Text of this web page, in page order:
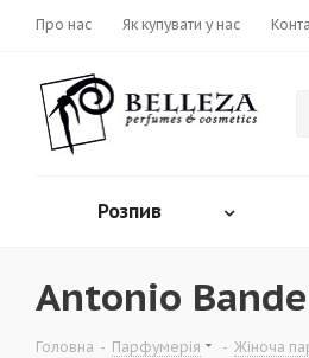
Про нас Як купувати у нас
Розпив
Antonio
Головна - Парфумерія - Жіноча